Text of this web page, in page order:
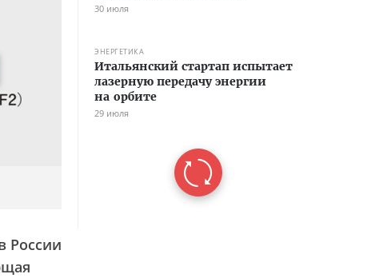
России
30 июля
ЭНЕРГЕТИКА
Итальянский стартап испытает
лазерную передачу энергии
на орбите
29 июля